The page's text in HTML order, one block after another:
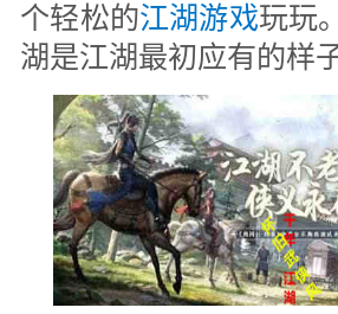
个轻松的江湖游戏玩玩
湖是江湖最初应有的样子